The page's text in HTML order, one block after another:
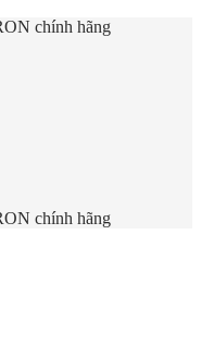
chính hãng
chính hãng